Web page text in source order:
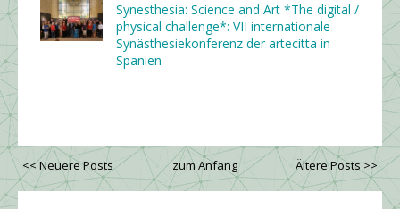
Synesthesia: Science and Art *The digital /
physical challenge*: VII internationale
Synästhesiekonferenz der artecitta in
Spanien
<< Neuere Posts Ältere Posts >>
zum Anfang